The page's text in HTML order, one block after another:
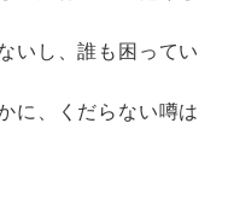
いし、誰も困ってい
に、くだらない噂は